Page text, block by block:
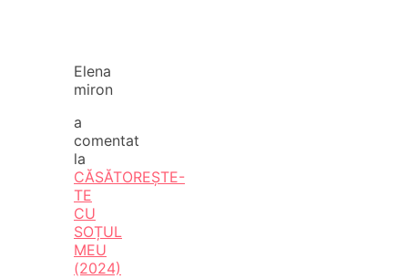
Elena
miron
a
comentat
la
CĂSĂTOREȘTE-
TE
CU
SOȚUL
MEU
(2024)